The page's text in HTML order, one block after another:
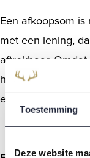
Toestemming
Deze website
Een afkoopsom
met een lening,
aftrekbaar.
het verstandig
een financieel